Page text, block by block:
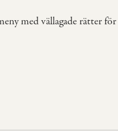
med vällagade rätter